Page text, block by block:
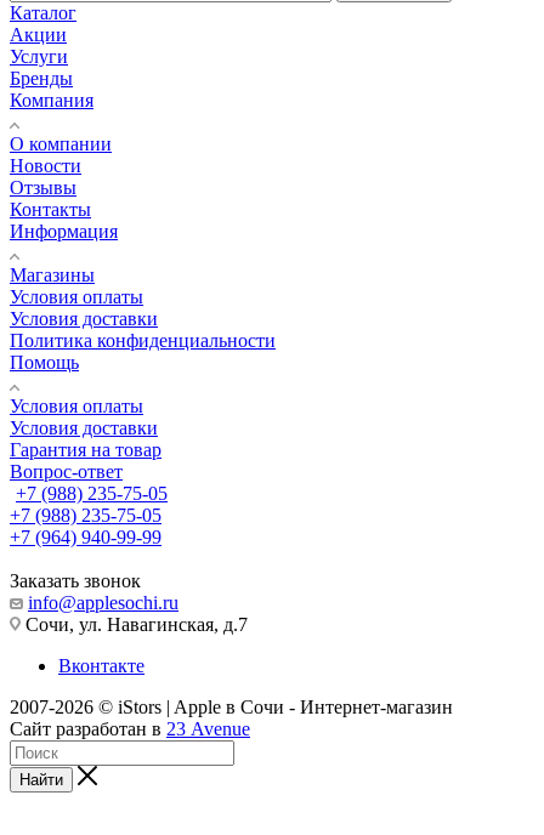
Каталог
Акции
Услуги
Бренды
Компания
О компании
Новости
Отзывы
Контакты
Информация
Магазины
Условия оплаты
Условия доставки
Политика конфиденциальности
Помощь
Условия оплаты
Условия доставки
Гарантия на товар
Вопрос-ответ
+7 (988) 235-75-05
+7 (988) 235-75-05
+7 (964) 940-99-99
Заказать звонок
info@applesochi.ru
Сочи, ул. Навагинская, д.7
Вконтакте
2007-2026 © iStors | Apple в Сочи - Интернет-магазин
Сайт разработан в 23 Avenue
Найти